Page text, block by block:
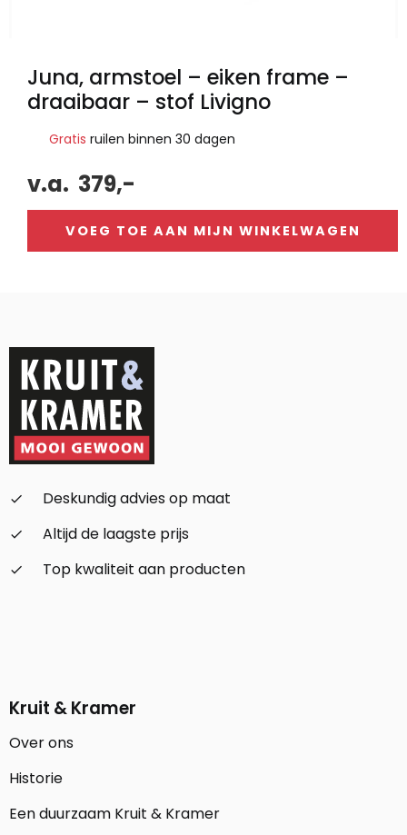
Juna, armstoel – eiken frame –
draaibaar – stof Livigno
Gratis ruilen binnen 30 dagen
v.a. 379,-
VOEG TOE AAN MIJN WINKELWAGEN
check_small
Deskundig advies op maat
check_small
Altijd de laagste prijs
check_small
Top kwaliteit aan producten
Kruit & Kramer
Over ons
Historie
Een duurzaam Kruit & Kramer